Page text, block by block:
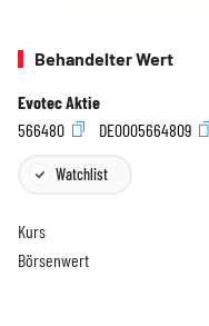
Behandelter Wert
Evotec Aktie
566480
DE0005664809
Watchlist
Kurs
Börsenwert